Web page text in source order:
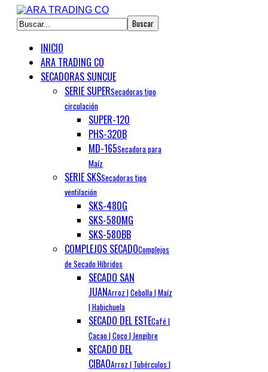
INICIO
ARA TRADING CO
SECADORAS SUNCUE
SERIE SUPERSecadoras tipo
circulación
SUPER-120
PHS-320B
MD-165Secadora para
Maíz
SERIE SKSSecadoras tipo
ventilación
SKS-480G
SKS-580MG
SKS-580BB
COMPLEJOS SECADOComplejos
de Secado Híbridos
SECADO SAN
JUANArroz | Cebolla | Maíz
| Habichuela
SECADO DEL ESTECafé |
Cacao | Coco | Jengibre
SECADO DEL
CIBAOArroz | Tubérculos |